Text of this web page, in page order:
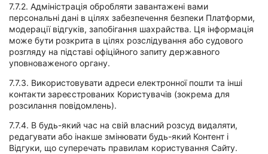
7.7.2. Адміністрація обробляти завантажені вами
персональні дані в цілях забезпечення безпеки Платформи,
модерації відгуків, запобігання шахрайства. Ця інформація
може бути розкрита в цілях розслідування або судового
розгляду на підставі офіційного запиту державного
уповноваженого органу.
7.7.3. Використовувати адреси електронної пошти та інші
контакти зареєстрованих Користувачів (зокрема для
розсилання повідомлень).
7.7.4. В будь-який час на свій власний розсуд видаляти,
редагувати або інакше змінювати будь-який Контент і
Відгуки, що суперечать правилам користування Сайту.